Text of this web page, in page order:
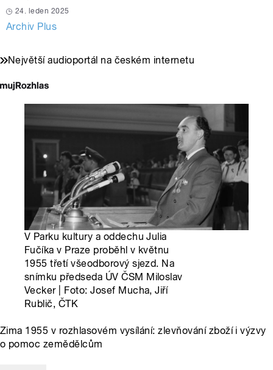
24. leden 2025
Archiv Plus
Největší audioportál na českém internetu
V Parku kultury a oddechu Julia
Fučíka v Praze proběhl v květnu
1955 třetí všeodborový sjezd. Na
snímku předseda ÚV ČSM Miloslav
Vecker | Foto: Josef Mucha, Jiří
Rublič, ČTK
Zima 1955 v rozhlasovém vysílání: zlevňování zboží i výzvy
o pomoc zemědělcům